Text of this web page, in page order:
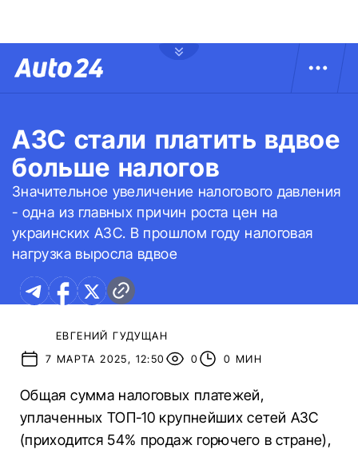
АЗС стали платить вдвое
больше налогов
Значительное увеличение налогового давления
- одна из главных причин роста цен на
украинских АЗС. В прошлом году налоговая
нагрузка выросла вдвое
ЕВГЕНИЙ ГУДУЩАН
7 МАРТА 2025, 12:50
0 0 МИН
Общая сумма налоговых платежей,
уплаченных ТОП-10 крупнейших сетей АЗС
(приходится 54% продаж горючего в стране),